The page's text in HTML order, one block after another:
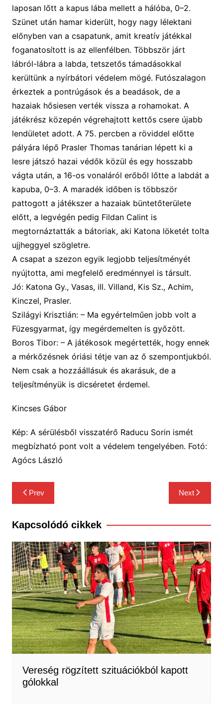
laposan lőtt a kapus lába mellett a hálóba, 0–2.
Szünet után hamar kiderült, hogy nagy lélektani
előnyben van a csapatunk, amit kreatív játékkal
foganatosított is az ellenfélben. Többször járt
lábról-lábra a labda, tetszetős támadásokkal
kerültünk a nyírbátori védelem mögé. Futószalagon
érkeztek a pontrúgások és a beadások, de a
hazaiak hősiesen verték vissza a rohamokat. A
játékrész közepén végrehajtott kettős csere újabb
lendületet adott. A 75. percben a röviddel előtte
pályára lépő Prasler Thomas tanárian lépett ki a
lesre játszó hazai védők közül és egy hosszabb
vágta után, a 16-os vonaláról erőből lőtte a labdát a
kapuba, 0–3. A maradék időben is többször
pattogott a játékszer a hazaiak büntetőterülete
előtt, a legvégén pedig Fildan Calint is
megtornáztatták a bátoriak, aki Katona löketét tolta
ujjheggyel szögletre.
A csapat a szezon egyik legjobb teljesítményét
nyújtotta, ami megfelelő eredménnyel is társult.
Jó: Katona Gy., Vasas, ill. Villand, Kis Sz., Achim,
Kinczel, Prasler.
Szilágyi Krisztián: – Ma egyértelműen jobb volt a
Füzesgyarmat, így megérdemelten is győzött.
Boros Tibor: – A játékosok megértették, hogy ennek
a mérkőzésnek óriási tétje van az ő szempontjukból.
Nem csak a hozzáállásuk és akarásuk, de a
teljesítményük is dicséretet érdemel.
Kincses Gábor
Kép: A sérülésből visszatérő Raducu Sorin ismét
megbízható pont volt a védelem tengelyében. Fotó:
Agócs László
Bejegyzés
navigáció
Prev Next
Kapcsolódó cikkek
Vereség rögzített szituációkból kapott
gólokkal